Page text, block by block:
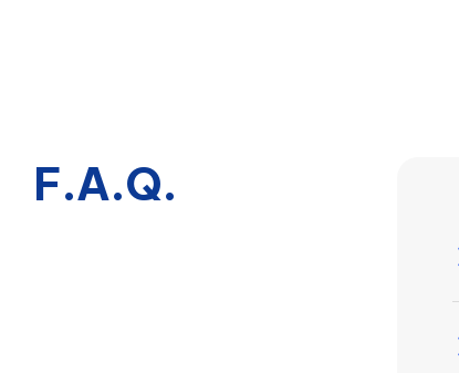
F.A.Q.